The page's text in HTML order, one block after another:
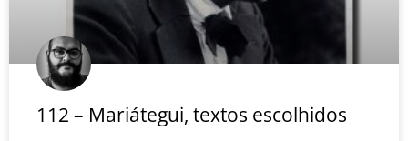
112 – Mariátegui, textos escolhidos